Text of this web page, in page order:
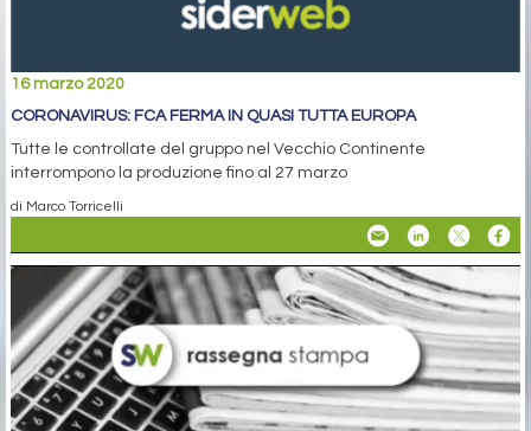
16 marzo 2020
CORONAVIRUS: FCA FERMA IN QUASI TUTTA EUROPA
Tutte le controllate del gruppo nel Vecchio Continente
interrompono la produzione fino al 27 marzo
di Marco Torricelli